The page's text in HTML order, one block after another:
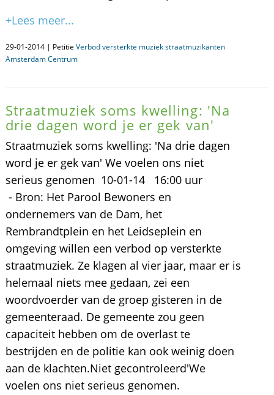
+Lees meer...
29-01-2014 | Petitie Verbod versterkte muziek straatmuzikanten
Amsterdam Centrum
Straatmuziek soms kwelling: 'Na
drie dagen word je er gek van'
Straatmuziek soms kwelling: 'Na drie dagen
word je er gek van' We voelen ons niet
serieus genomen 10-01-14 16:00 uur
- Bron: Het Parool Bewoners en
ondernemers van de Dam, het
Rembrandtplein en het Leidseplein en
omgeving willen een verbod op versterkte
straatmuziek. Ze klagen al vier jaar, maar er is
helemaal niets mee gedaan, zei een
woordvoerder van de groep gisteren in de
gemeenteraad. De gemeente zou geen
capaciteit hebben om de overlast te
bestrijden en de politie kan ook weinig doen
aan de klachten.Niet gecontroleerd'We
voelen ons niet serieus genomen.